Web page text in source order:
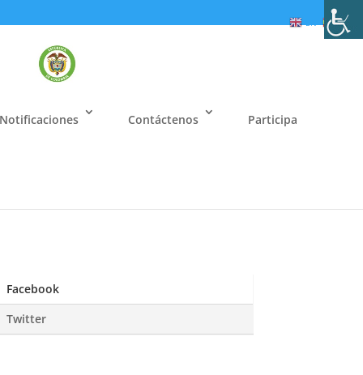
Notificaciones Contáctenos Participa
Facebook
Twitter
ES